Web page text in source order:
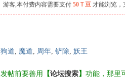
游客,本付费内容需要支付 50Ｔ豆 才能浏览，
狗道, 魔道, 周年, 铲除, 妖王
发帖前要善用 【论坛搜索】 功能，那里